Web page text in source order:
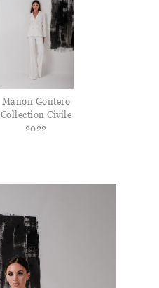
Manon Gontero
Collection Civile
2022